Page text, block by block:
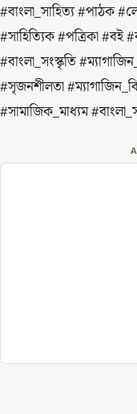
#বাংলা_সাহিত্য #পাঠক
#সাহিত্যিক #পত্রিকা #বই
#বাংলা_সংস্কৃতি
#সৃজনশীলতা
#সামাজিক_মাধ্যম